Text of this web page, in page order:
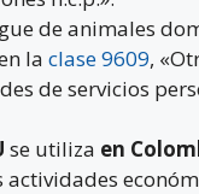
de animales
la clase 9609,
de servicios
se utiliza en